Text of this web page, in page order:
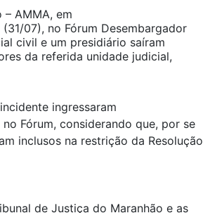
AMMA, em
07), no Fórum Desembargador
civil e um presidiário saíram
da referida unidade judicial,
ingressaram
Fórum, considerando que, por se
inclusos na restrição da Resolução
de Justiça do Maranhão e as